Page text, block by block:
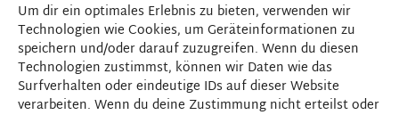
Um dir ein optimales Erlebnis zu bieten, verwenden wir
Technologien wie Cookies, um Geräteinformationen zu
speichern und/oder darauf zuzugreifen. Wenn du diesen
Technologien zustimmst, können wir Daten wie das
Surfverhalten oder eindeutige IDs auf dieser Website
verarbeiten. Wenn du deine Zustimmung nicht erteilst oder